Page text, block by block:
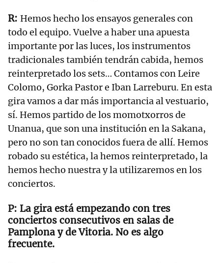
Hemos hecho los ensayos generales con
todo el equipo. Vuelve a haber una apuesta
importante por las luces, los instrumentos
tradicionales también tendrán cabida, hemos
reinterpretado los sets… Contamos con Leire
Colomo, Gorka Pastor e Iban Larreburu. En esta
gira vamos a dar más importancia al vestuario,
sí. Hemos partido de los momotxorros de
Unanua, que son una institución en la Sakana,
pero no son tan conocidos fuera de allí. Hemos
robado su estética, la hemos reinterpretado, la
hemos hecho nuestra y la utilizaremos en los
conciertos.
La gira está empezando con tres
conciertos consecutivos en salas de
Pamplona y de Vitoria. No es algo
frecuente.